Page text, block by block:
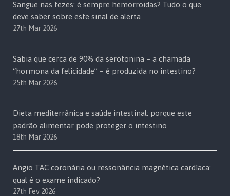
Sangue nas fezes: é sempre hemorroidas? Tudo o que
deve saber sobre este sinal de alerta
27th Mar 2026
Sabia que cerca de 90% da serotonina – a chamada
“hormona da felicidade” – é produzida no intestino?
25th Mar 2026
Dieta mediterrânica e saúde intestinal: porque este
padrão alimentar pode proteger o intestino
18th Mar 2026
Angio TAC coronária ou ressonância magnética cardíaca:
qual é o exame indicado?
27th Fev 2026